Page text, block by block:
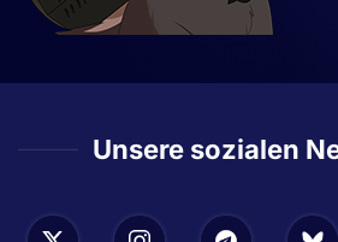
Unsere sozialen